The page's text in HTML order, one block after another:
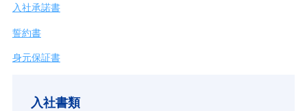
入社承諾書
誓約書
身元保証書
入社書類